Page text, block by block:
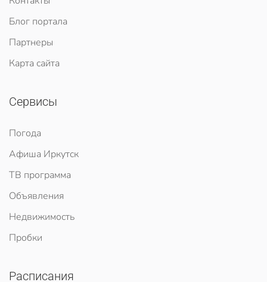
Блог портала
Партнеры
Карта сайта
Сервисы
Погода
Афиша Иркутск
ТВ программа
Объявления
Недвижимость
Пробки
Расписания